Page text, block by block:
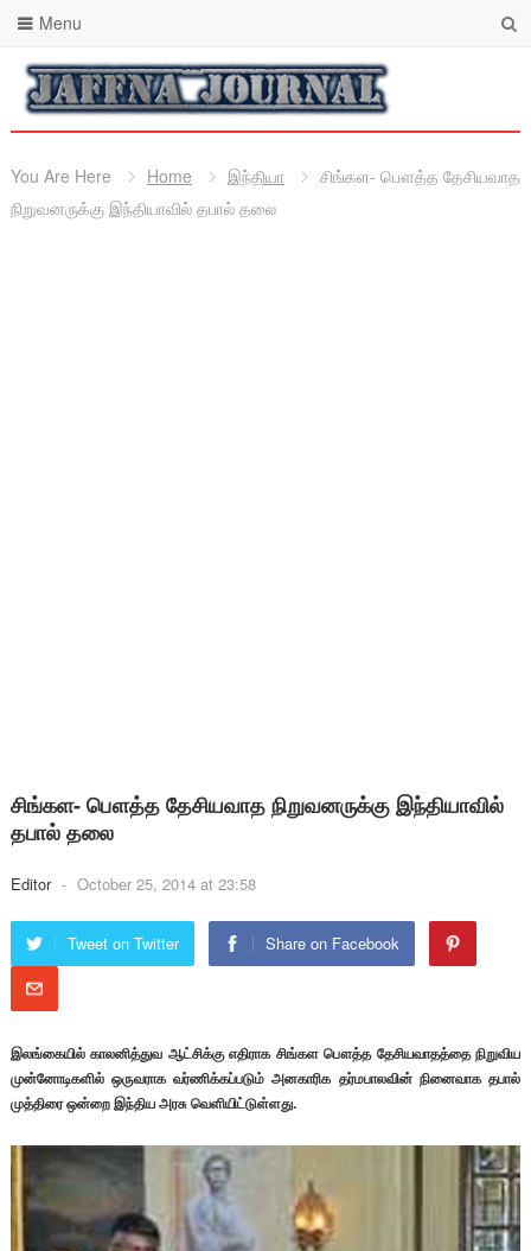
Menu
You Are Here Home இந்தியா
சிங்கள- பௌத்த தேசியவாத
நிறுவனருக்கு இந்தியாவில் தபால் தலை
சிங்கள- பௌத்த தேசியவாத நிறுவனருக்கு இந்தியாவில்
தபால் தலை
Editor - October 25, 2014 at 23:58
Tweet on Twitter Share on Facebook
இலங்கையில் காலனித்துவ ஆட்சிக்கு எதிராக சிங்கள பௌத்த தேசியவாதத்தை நிறுவிய
முன்னோடிகளில் ஒருவராக வர்ணிக்கப்படும் அனகாரிக தர்மபாலவின் நினைவாக தபால்
முத்திரை ஒன்றை இந்திய அரசு வெளியிட்டுள்ளது.